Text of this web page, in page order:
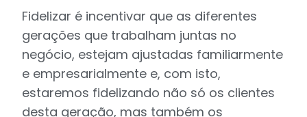
Fidelizar é incentivar que as diferentes
gerações que trabalham juntas no
negócio, estejam ajustadas familiarmente
e empresarialmente e, com isto,
estaremos fidelizando não só os clientes
desta geração, mas também os